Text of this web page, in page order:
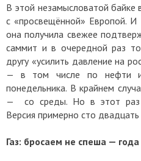
В этой незамысловатой байке
с «просвещённой» Европой.
она получила свежее
саммит и в очередной раз
другу «усилить давление на
— в том числе по нефти и
понедельника. В крайнем
— со среды. Но в этот раз
Версия примерно сто двадцать
Газ: бросаем не спеша — года